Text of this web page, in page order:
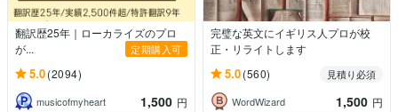
翻訳歴25年｜ローカライズのプロ
が...
定期購入可
5.0(2094)
musicofmyheart 1,500 円
完璧な英文にイギリス人プロが校
正・リライトします
5.0(560)
見積り必須
WordWizard
1,500 円